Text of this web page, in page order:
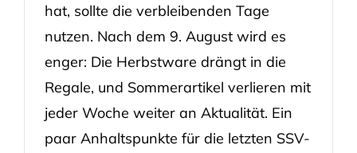
hat, sollte die verbleibenden Tage
nutzen. Nach dem 9. August wird es
enger: Die Herbstware drängt in die
Regale, und Sommerartikel verlieren mit
jeder Woche weiter an Aktualität. Ein
paar Anhaltspunkte für die letzten SSV-